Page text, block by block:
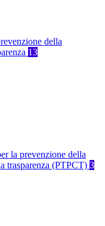
della
13
la prevenzione della
trasparenza (PTPCT) 3